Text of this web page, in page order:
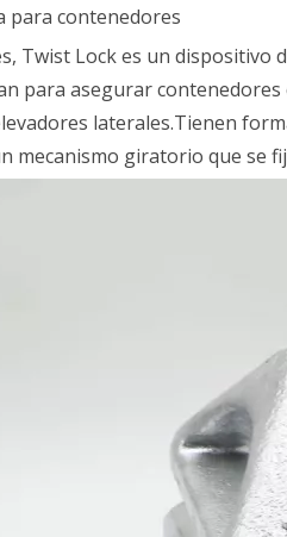
para contenedores
Twist Lock es un dispositivo
para asegurar
laterales.Tienen
mecanismo giratorio que se